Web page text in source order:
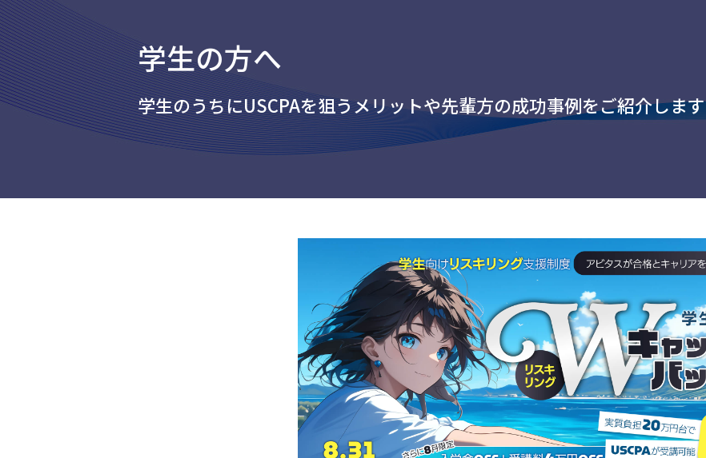
学生の方へ
学生のうちにUSCPAを狙うメリットや先輩方の成功事例をご紹介します